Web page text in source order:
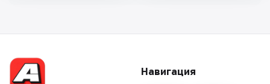
Навигация